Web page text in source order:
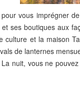
vous imprégner
ses boutiques aux
culture et la maison
de lanternes
nuit, vous ne